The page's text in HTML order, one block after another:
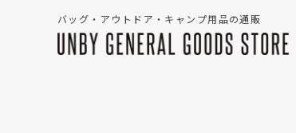
バッグ・アウトドア・キャンプ用品の通販